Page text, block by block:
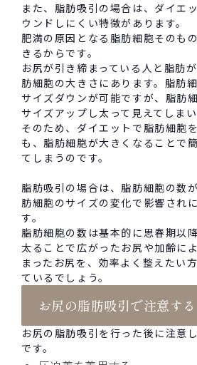
また、脂肪吸引の場合は、ダイエ
ウンドしにくい特徴があります。
肥満の原因となる脂肪細胞そのも
きるからです。
お尻が引き締まっている人と脂肪
肪細胞の大きさにあります。脂肪
サイズダウンが可能ですが、脂肪
サイズアップし太って見えてしまい
そのため、ダイエットで脂肪細胞
も、脂肪細胞が大きくなることで
てしまうのです。
脂肪吸引の場合は、脂肪細胞の数
肪細胞のサイズの変化で影響され
す。
脂肪細胞の数は基本的に思春期以
太ること で広がったお尻や加齢に
まったお尻を、効率よく整えたい
ているでしょう。
お尻の脂肪吸引で注意する
お尻の脂肪吸引を行った後に注意
です。